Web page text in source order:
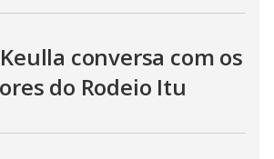
conversa com os
do Rodeio Itu